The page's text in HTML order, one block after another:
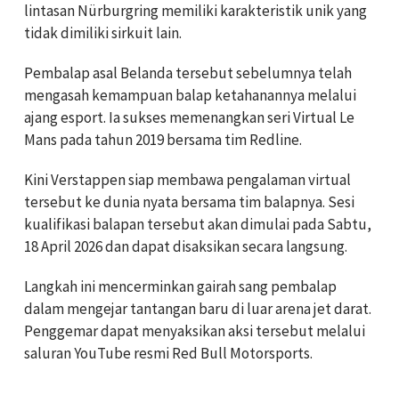
lintasan Nürburgring memiliki karakteristik unik yang
tidak dimiliki sirkuit lain.
Pembalap asal Belanda tersebut sebelumnya telah
mengasah kemampuan balap ketahanannya melalui
ajang esport. Ia sukses memenangkan seri Virtual Le
Mans pada tahun 2019 bersama tim Redline.
Kini Verstappen siap membawa pengalaman virtual
tersebut ke dunia nyata bersama tim balapnya. Sesi
kualifikasi balapan tersebut akan dimulai pada Sabtu,
18 April 2026 dan dapat disaksikan secara langsung.
Langkah ini mencerminkan gairah sang pembalap
dalam mengejar tantangan baru di luar arena jet darat.
Penggemar dapat menyaksikan aksi tersebut melalui
saluran YouTube resmi Red Bull Motorsports.